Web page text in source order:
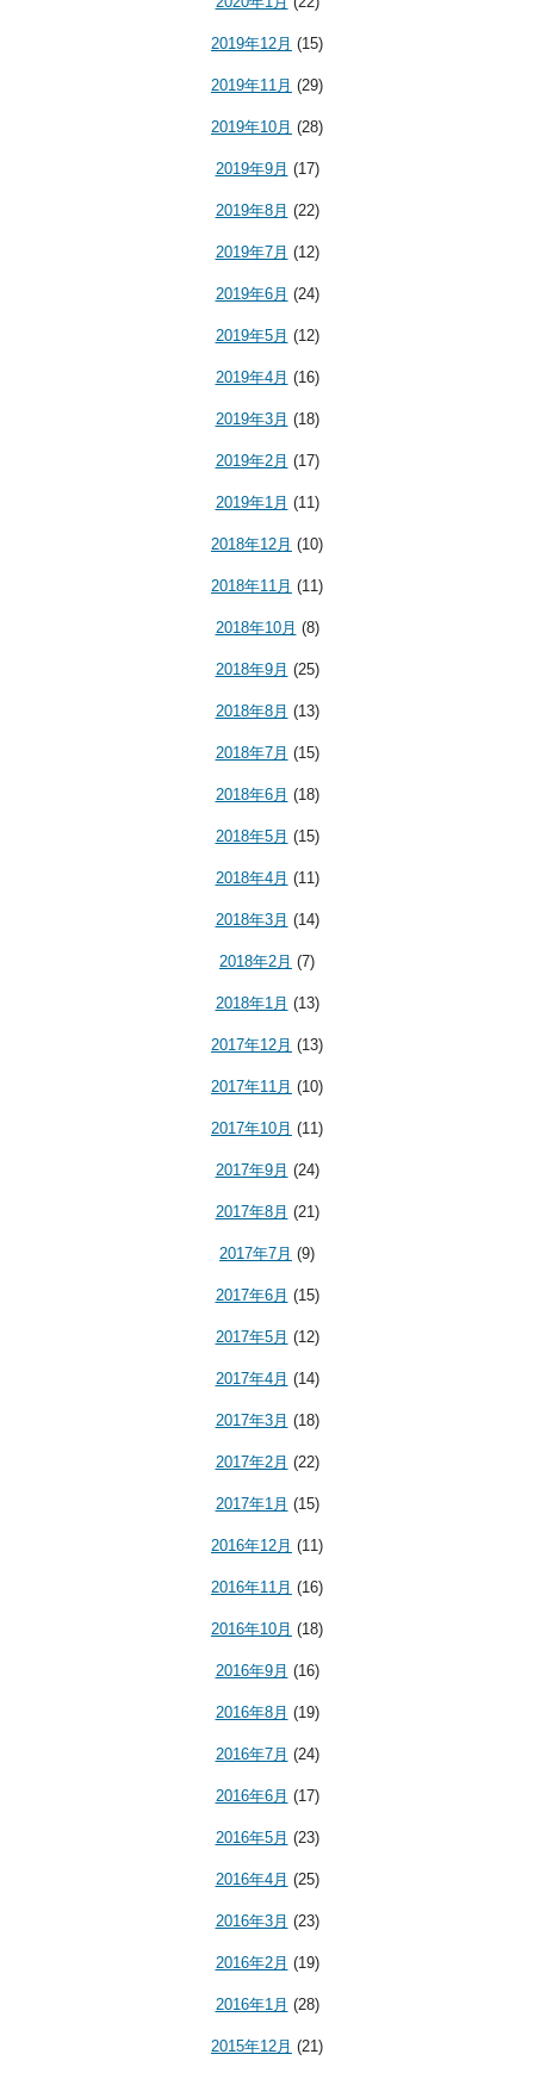
2019年12月 (15)
2019年11月 (29)
2019年10月 (28)
2019年9月 (17)
2019年8月 (22)
2019年7月 (12)
2019年6月 (24)
2019年5月 (12)
2019年4月 (16)
2019年3月 (18)
2019年2月 (17)
2019年1月 (11)
2018年12月 (10)
2018年11月 (11)
2018年10月 (8)
2018年9月 (25)
2018年8月 (13)
2018年7月 (15)
2018年6月 (18)
2018年5月 (15)
2018年4月 (11)
2018年3月 (14)
2018年2月 (7)
2018年1月 (13)
2017年12月 (13)
2017年11月 (10)
2017年10月 (11)
2017年9月 (24)
2017年8月 (21)
2017年7月 (9)
2017年6月 (15)
2017年5月 (12)
2017年4月 (14)
2017年3月 (18)
2017年2月 (22)
2017年1月 (15)
2016年12月 (11)
2016年11月 (16)
2016年10月 (18)
2016年9月 (16)
2016年8月 (19)
2016年7月 (24)
2016年6月 (17)
2016年5月 (23)
2016年4月 (25)
2016年3月 (23)
2016年2月 (19)
2016年1月 (28)
2015年12月 (21)